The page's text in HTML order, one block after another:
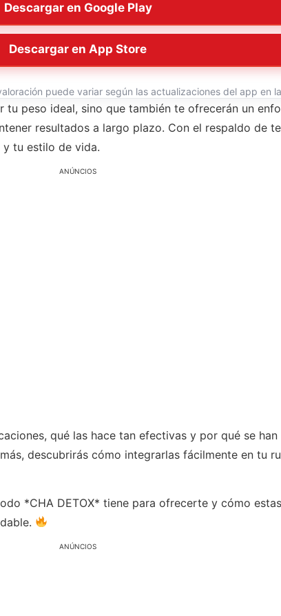
Descargar en Google Play
Descargar en App Store
puede variar según las actualizaciones del app en
peso ideal, sino que también te ofrecerán un
resultados a largo plazo. Con el respaldo de
tu estilo de vida.
ANÚNCIOS
qué las hace tan efectivas y por qué se
descubrirás cómo integrarlas fácilmente en tu
*CHA DETOX* tiene para ofrecerte y cómo
ANÚNCIOS